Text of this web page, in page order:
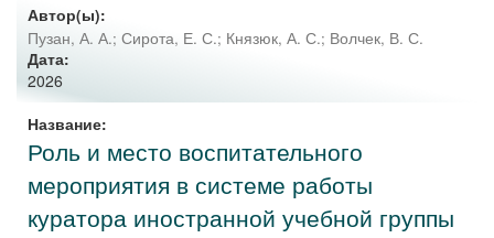
Автор(ы):
Пузан, А. А.; Сирота, Е. С.; Князюк, А. С.; Волчек, В. С.
Дата:
2026
Название:
Роль и место воспитательного
мероприятия в системе работы
куратора иностранной учебной группы